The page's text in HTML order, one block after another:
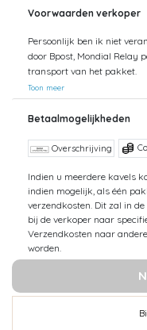
Voorwaarden verkoper
Persoonlijk ben ik niet
door Bpost, Mondial Relay
transport van het pakket.
Toon meer
Betaalmogelijkheden
Overschrijving
Indien u meerdere kavels
indien mogelijk, als één
verzendkosten. Dit zal in
bij de verkoper naar
Verzendkosten naar
worden.